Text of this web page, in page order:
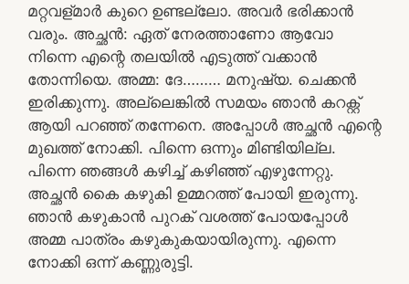
മറ്റവള്മാർ കുറെ ഉണ്ടല്ലോ. അവർ ഭരിക്കാൻ
വരും. അച്ഛൻ: ഏത് നേരത്താണോ ആവോ
നിന്നെ എന്റെ തലയിൽ എടുത്ത് വക്കാൻ
തോന്നിയെ. അമ്മ: ദേ……… മനുഷ്യ. ചെക്കൻ
ഇരിക്കുന്നു. അല്ലെങ്കിൽ സമയം ഞാൻ കറക്റ്റ്
ആയി പറഞ്ഞ് തന്നേനെ. അപ്പോൾ അച്ഛൻ എന്റെ
മുഖത്ത് നോക്കി. പിന്നെ ഒന്നും മിണ്ടിയില്ല.
പിന്നെ ഞങ്ങൾ കഴിച്ച് കഴിഞ്ഞ് എഴുന്നേറ്റു.
അച്ഛൻ കൈ കഴുകി ഉമ്മറത്ത് പോയി ഇരുന്നു.
ഞാൻ കഴുകാൻ പുറക് വശത്ത് പോയപ്പോൾ
അമ്മ പാത്രം കഴുകുകയായിരുന്നു. എന്നെ
നോക്കി ഒന്ന് കണ്ണുരുട്ടി.